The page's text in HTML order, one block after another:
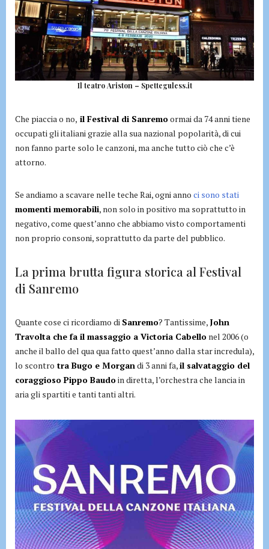
Il teatro Ariston – Spetteguless.it
Che piaccia o no, il Festival di Sanremoormai da 74 anni tiene
occupati gli italiani grazie alla sua nazional popolarità, di cui
non fanno parte solo le canzoni, ma anche tutto ciò che c’è
attorno.
Se andiamo a scavare nelle teche Rai, ogni anno ci sono stati
momenti memorabili, non solo in positivo ma soprattutto in
negativo, come quest’anno che abbiamo visto comportamenti
non proprio consoni, soprattutto da parte del pubblico.
La prima brutta figura storica al Festival
di Sanremo
Quante cose ci ricordiamo di Sanremo? Tantissime, John
Travolta che fa il massaggio a Victoria Cabello nel 2006 (o
anche il ballo del qua qua fatto quest’anno dalla star incredula),
lo scontro tra Bugo e Morgandi 3 anni fa,il salvataggio del
coraggioso Pippo Baudoin diretta, l’orchestra che lancia in
aria gli spartiti e tanti tanti altri.